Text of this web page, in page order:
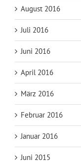
August 2016
Juli 2016
Juni 2016
April 2016
März 2016
Februar 2016
Januar 2016
Juni 2015